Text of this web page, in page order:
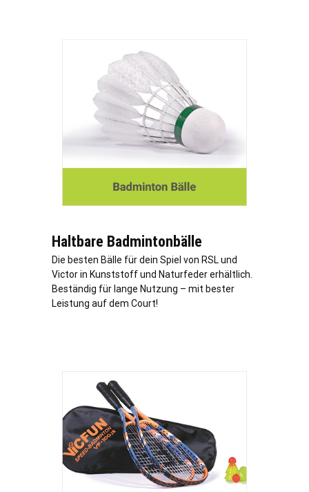
Haltbare Badmintonbälle
Die besten Bälle für dein Spiel von RSL und
Victor in Kunststoff und Naturfeder erhältlich.
Beständig für lange Nutzung – mit bester
Leistung auf dem Court!